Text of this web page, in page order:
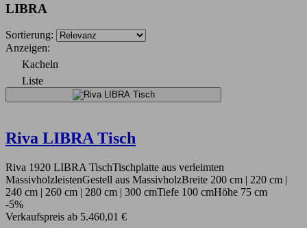
LIBRA
Sortierung:
Anzeigen:
Kacheln
Liste
Riva LIBRA Tisch
Riva 1920 LIBRA TischTischplatte aus verleimten
MassivholzleistenGestell aus MassivholzBreite 200 cm | 220 cm |
240 cm | 260 cm | 280 cm | 300 cmTiefe 100 cmHöhe 75 cm
-5%
Verkaufspreis ab 5.460,01 €